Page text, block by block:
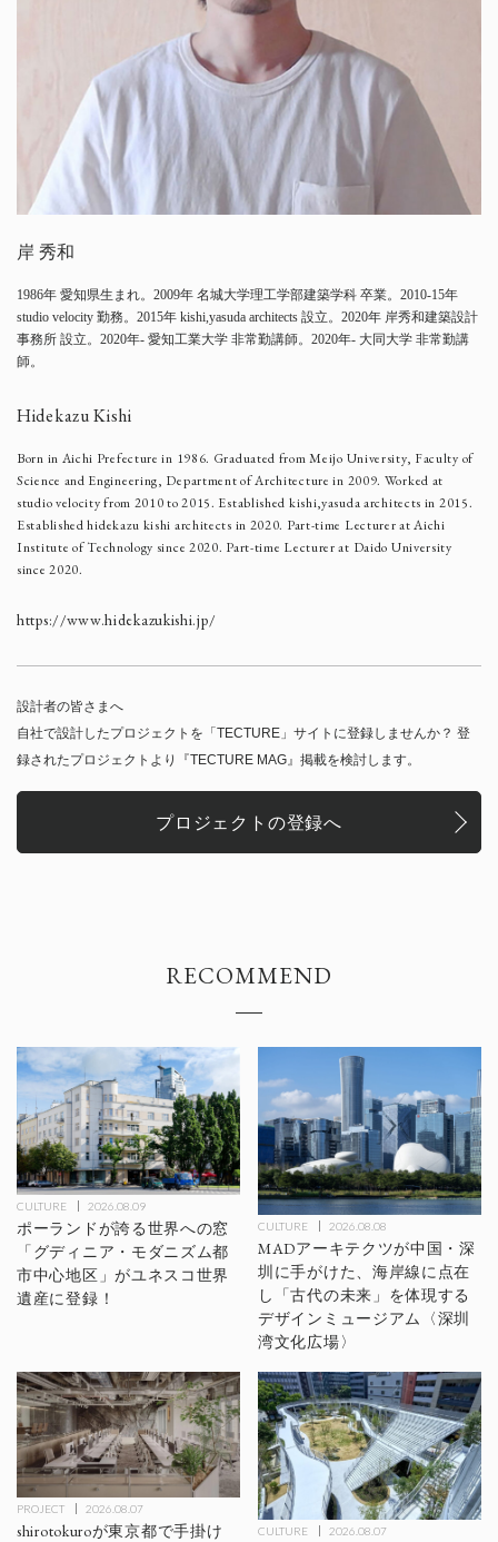
岸 秀和
1986年 愛知県生まれ。2009年 名城大学理工学部建築学科 卒業。2010-15年
studio velocity 勤務。2015年 kishi,yasuda architects 設立。2020年 岸秀和建築設計
事務所 設立。2020年- 愛知工業大学 非常勤講師。2020年- 大同大学 非常勤講
師。
Hidekazu Kishi
Born in Aichi Prefecture in 1986. Graduated from Meijo University, Faculty of
Science and Engineering, Department of Architecture in 2009. Worked at
studio velocity from 2010 to 2015. Established kishi,yasuda architects in 2015.
Established hidekazu kishi architects in 2020. Part-time Lecturer at Aichi
Institute of Technology since 2020. Part-time Lecturer at Daido University
since 2020.
https://www.hidekazukishi.jp/
設計者の皆さまへ
自社で設計したプロジェクトを「TECTURE」サイトに登録しませんか？ 登
録されたプロジェクトより『TECTURE MAG』掲載を検討します。
プロジェクトの登録へ
RECOMMEND
CULTURE 2026.08.09
ポーランドが誇る世界への窓
「グディニア・モダニズム都
市中心地区」がユネスコ世界
遺産に登録！
CULTURE 2026.08.08
MADアーキテクツが中国・深
圳に手がけた、海岸線に点在
し「古代の未来」を体現する
デザインミュージアム〈深圳
湾文化広場〉
PROJECT 2026.08.07
shirotokuroが東京都で手掛け
CULTURE 2026.08.07